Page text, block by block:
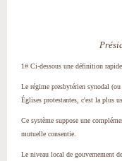
1# Ci-dessous une définition
Le régime presbytérien synodal
Églises protestantes, c'est la plus
Ce système suppose une
mutuelle consentie.
Le niveau local de gouvernement